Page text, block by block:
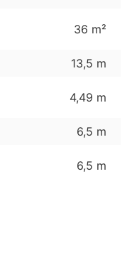
36 m²
13,5 m
4,49 m
6,5 m
6,5 m